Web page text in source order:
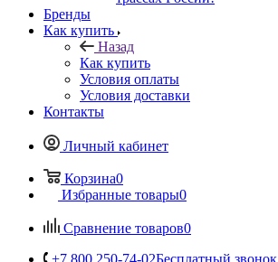
Бренды
Как купить
Назад
Как купить
Условия оплаты
Условия доставки
Контакты
Личный кабинет
Корзина0
Избранные товары0
Сравнение товаров0
+7 800 250-74-02Бесплатный звонок